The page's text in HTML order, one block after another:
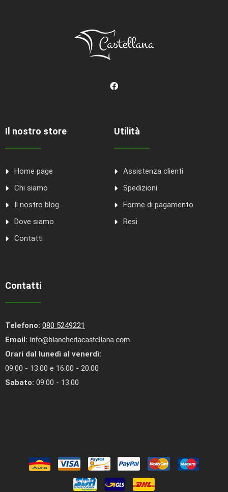
Il nostro store
Home page
Chi siamo
Il nostro blog
Dove siamo
Contatti
Utilità
Assistenza clienti
Spedizioni
Forme di pagamento
Resi
Contatti
Telefono: 080 5249221
Email:
Orari dal lunedì al venerdì:
09.00 - 13.00 e 16.00 - 20.00
Sabato: 09.00 - 13.00